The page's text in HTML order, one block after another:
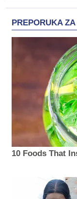
PREPORUKA
10 Foods That